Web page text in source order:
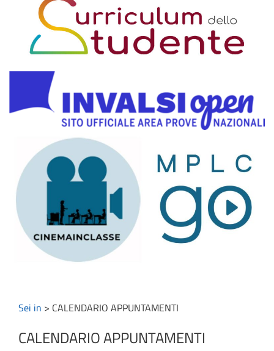
Sei in > CALENDARIO APPUNTAMENTI
CALENDARIO APPUNTAMENTI